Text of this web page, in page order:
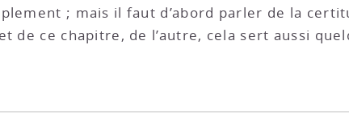
; mais il faut d’abord parler de la
de ce chapitre, de l’autre, cela sert aussi